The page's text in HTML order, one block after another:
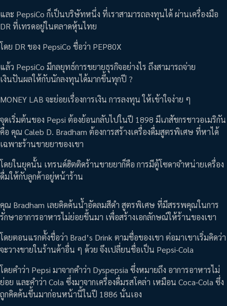
และ PepsiCo ก็เป็นบริษัทหนึ่ง ที่เราสามารถลงทุนได้ ผ่านเครื่องมือ
DR ที่เทรดอยู่ในตลาดหุ้นไทย
โดย DR ของ PepsiCo ชื่อว่า PEP80X
แล้ว PepsiCo มีกลยุทธ์การขยายธุรกิจอย่างไร ถึงสามารถจ่าย
เงินปันผลให้กับนักลงทุนได้มากขึ้นทุกปี ?
MONEY LAB จะย่อยเรื่องการเงิน การลงทุน ให้เข้าใจง่าย ๆ
จุดเริ่มต้นของ Pepsi ต้องย้อนกลับไปในปี 1898 มีเภสัชกรชาวอเมริกัน
คือ คุณ Caleb D. Bradham ต้องการสร้างเครื่องดื่มสูตรพิเศษ ที่หาได้
เฉพาะร้านขายยาของเขา
โดยในยุคนั้น เทรนด์ฮิตติดร้านขายยาก็คือ การมีตู้โซดาจำหน่ายเครื่อง
ดื่มให้กับลูกค้าอยู่หน้าร้าน
คุณ Bradham เลยคิดค้นน้ำอัดลมสีดำ สูตรพิเศษ ที่มีสรรพคุณในการ
รักษาอาการอาหารไม่ย่อยขึ้นมา เพื่อสร้างเอกลักษณ์ให้ร้านของเขา
โดยตอนแรกตั้งชื่อว่า Brad’s Drink ตามชื่อของเขา ต่อมาเขาเริ่มคิดว่า
จะวางขายในร้านค้าอื่น ๆ ด้วย จึงเปลี่ยนชื่อเป็น Pepsi-Cola
โดยคำว่า Pepsi มาจากคำว่า Dyspepsia ซึ่งหมายถึง อาการอาหารไม่
ย่อย และคำว่า Cola ซึ่งมาจากเครื่องดื่มรสโคล่า เหมือน Coca-Cola ซึ่ง
ถูกคิดค้นขึ้นมาก่อนหน้านี้ในปี 1886 นั่นเอง